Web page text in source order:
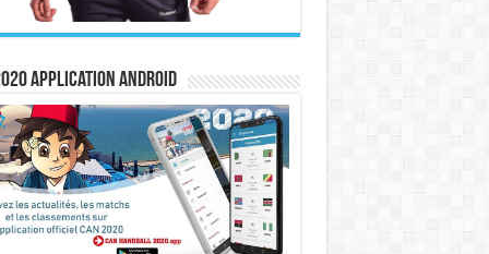
Application Android